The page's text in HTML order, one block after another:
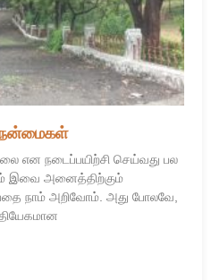
நன்மைகள்
என நடைப்பயிற்சி செய்வது பல
இவை அனைத்திற்கும்
நாம் அறிவோம். அது போலவே,